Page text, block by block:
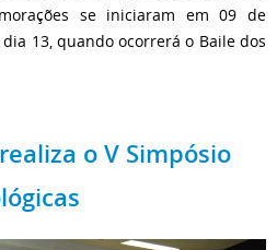
se iniciaram em 09 de
13, quando ocorrerá o Baile dos
o V Simpósio